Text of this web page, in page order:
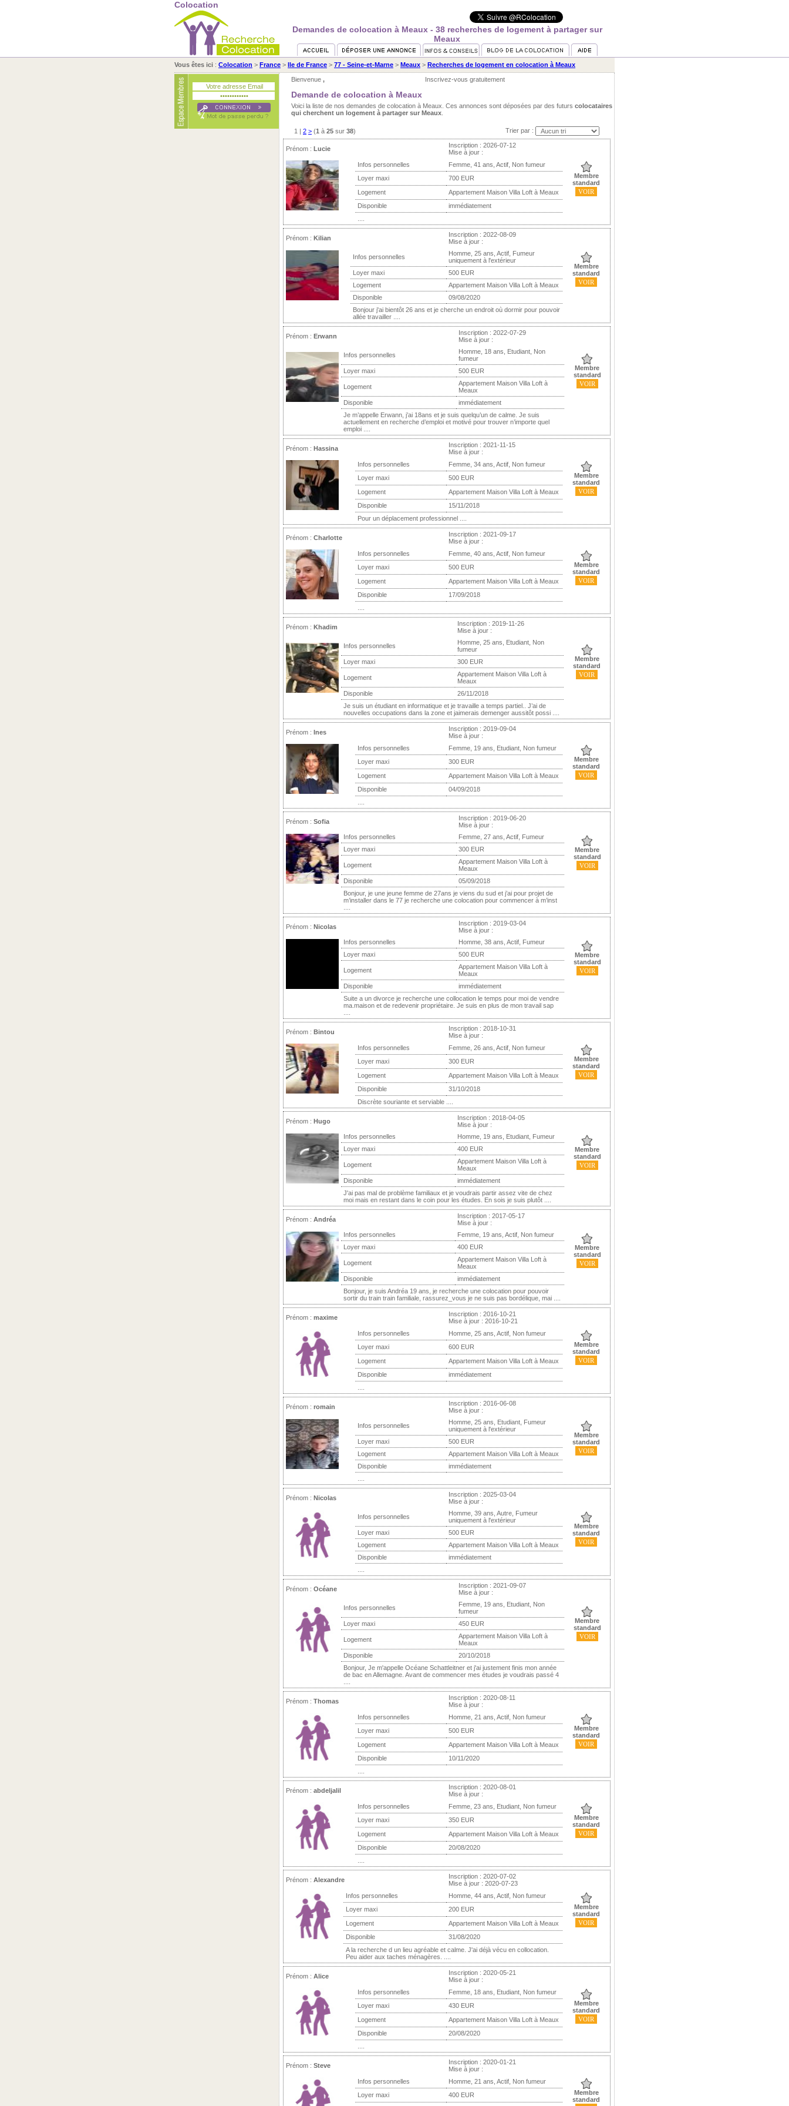
Colocation
Demandes de colocation à Meaux - 38 recherches de logement à partager sur
Meaux
Vous êtes ici : Colocation > France > Ile de France > 77 - Seine-et-Marne > Meaux > Recherches de logement en colocation à Meaux
Bienvenue , Inscrivez-vous gratuitement
Demande de colocation à Meaux
Voici la liste de nos demandes de colocation à Meaux. Ces annonces sont déposées par des futurs colocataires
qui cherchent un logement à partager sur Meaux
1 | 2 > (1 à 25 sur 38) Trier par :
Prénom : Lucie
Inscription : 2026-07-12
Mise à jour :
Infos personnelles
Femme, 41 ans, Actif, Non fumeur
Membre
standard
VOIR
Loyer maxi
700 EUR
Logement
Appartement Maison Villa Loft à Meaux
Disponible
immédiatement
Prénom : Kilian
Inscription : 2022-08-09
Mise à jour :
Infos personnelles
Homme, 25 ans, Actif, Fumeur
uniquement à l'extérieur
Membre
standard
VOIR
Loyer maxi
500 EUR
Logement
Appartement Maison Villa Loft à Meaux
Disponible
09/08/2020
Bonjour j'ai bientôt 26 ans et je cherche un endroit où dormir pour pouvoir
allée travailler ....
Prénom : Erwann
Inscription : 2022-07-29
Mise à jour :
Infos personnelles
Homme, 18 ans, Etudiant, Non
fumeur
Membre
standard
VOIR
Loyer maxi 500 EUR
Logement
Appartement Maison Villa Loft à
Meaux
Disponible
immédiatement
Je m’appelle Erwann, j’ai 18ans et je suis quelqu’un de calme. Je suis
actuellement en recherche d’emploi et motivé pour trouver n’importe quel
emploi ....
Prénom : Hassina
Inscription : 2021-11-15
Mise à jour :
Infos personnelles
Femme, 34 ans, Actif, Non fumeur
Membre
standard
VOIR
Loyer maxi
500 EUR
Logement
Appartement Maison Villa Loft à Meaux
Disponible
15/11/2018
Pour un déplacement professionnel ....
Prénom : Charlotte
Inscription : 2021-09-17
Mise à jour :
Infos personnelles
Femme, 40 ans, Actif, Non fumeur
Membre
standard
VOIR
Loyer maxi
500 EUR
Logement
Appartement Maison Villa Loft à Meaux
Disponible
17/09/2018
Prénom : Khadim
Inscription : 2019-11-26
Mise à jour :
Infos personnelles
Homme, 25 ans, Etudiant, Non
fumeur
Membre
standard
VOIR
Loyer maxi 300 EUR
Logement
Appartement Maison Villa Loft à
Meaux
Disponible
26/11/2018
Je suis un étudiant en informatique et je travaille a temps partiel.. J’ai de
nouvelles occupations dans la zone et jaimerais demenger aussitôt possi ....
Prénom : Ines
Inscription : 2019-09-04
Mise à jour :
Infos personnelles
Femme, 19 ans, Etudiant, Non fumeur
Membre
standard
VOIR
Loyer maxi
300 EUR
Logement
Appartement Maison Villa Loft à Meaux
Disponible
04/09/2018
Prénom : Sofia
Inscription : 2019-06-20
Mise à jour :
Infos personnelles
Femme, 27 ans, Actif, Fumeur
Membre
standard
VOIR
Loyer maxi 300 EUR
Logement
Appartement Maison Villa Loft à
Meaux
Disponible
05/09/2018
Bonjour, je une jeune femme de 27ans je viens du sud et j’ai pour projet de
m’installer dans le 77 je recherche une colocation pour commencer à m’inst
Prénom : Nicolas
Inscription : 2019-03-04
Mise à jour :
Infos personnelles
Homme, 38 ans, Actif, Fumeur
Membre
standard
VOIR
Loyer maxi 500 EUR
Logement
Appartement Maison Villa Loft à
Meaux
Disponible
immédiatement
Suite a un divorce je recherche une collocation le temps pour moi de vendre
ma.maison et de redevenir propriétaire. Je suis en plus de mon travail sap
Prénom : Bintou
Inscription : 2018-10-31
Mise à jour :
Infos personnelles
Femme, 26 ans, Actif, Non fumeur
Membre
standard
VOIR
Loyer maxi
300 EUR
Logement
Appartement Maison Villa Loft à Meaux
Disponible
31/10/2018
Discrète souriante et serviable ....
Prénom : Hugo
Inscription : 2018-04-05
Mise à jour :
Infos personnelles
Homme, 19 ans, Etudiant, Fumeur
Membre
standard
VOIR
Loyer maxi 400 EUR
Logement
Appartement Maison Villa Loft à
Meaux
Disponible
immédiatement
J'ai pas mal de problème familiaux et je voudrais partir assez vite de chez
moi mais en restant dans le coin pour les études. En sois je suis plutôt ....
Prénom : Andréa
Inscription : 2017-05-17
Mise à jour :
Infos personnelles
Femme, 19 ans, Actif, Non fumeur
Membre
standard
VOIR
Loyer maxi 400 EUR
Logement
Appartement Maison Villa Loft à
Meaux
Disponible
immédiatement
Bonjour, je suis Andréa 19 ans, je recherche une colocation pour pouvoir
sortir du train train familiale, rassurez_vous je ne suis pas bordélique, mai ....
Prénom : maxime
Inscription : 2016-10-21
Mise à jour : 2016-10-21
Infos personnelles
Homme, 25 ans, Actif, Non fumeur
Membre
standard
VOIR
Loyer maxi
600 EUR
Logement
Appartement Maison Villa Loft à Meaux
Disponible
immédiatement
Prénom : romain
Inscription : 2016-06-08
Mise à jour :
Infos personnelles
Homme, 25 ans, Etudiant, Fumeur
uniquement à l'extérieur
Membre
standard
VOIR
Loyer maxi
500 EUR
Logement
Appartement Maison Villa Loft à Meaux
Disponible
immédiatement
Prénom : Nicolas
Inscription : 2025-03-04
Mise à jour :
Infos personnelles
Homme, 39 ans, Autre, Fumeur
uniquement à l'extérieur
Membre
standard
VOIR
Loyer maxi
500 EUR
Logement
Appartement Maison Villa Loft à Meaux
Disponible
immédiatement
Prénom : Océane
Inscription : 2021-09-07
Mise à jour :
Infos personnelles
Femme, 19 ans, Etudiant, Non
fumeur
Membre
standard
VOIR
Loyer maxi 450 EUR
Logement
Appartement Maison Villa Loft à
Meaux
Disponible
20/10/2018
Bonjour, Je m'appelle Océane Schattleitner et j'ai justement finis mon année
de bac en Allemagne. Avant de commencer mes études je voudrais passé 4
Prénom : Thomas
Inscription : 2020-08-11
Mise à jour :
Infos personnelles
Homme, 21 ans, Actif, Non fumeur
Membre
standard
VOIR
Loyer maxi
500 EUR
Logement
Appartement Maison Villa Loft à Meaux
Disponible
10/11/2020
Prénom : abdeljalil
Inscription : 2020-08-01
Mise à jour :
Infos personnelles
Femme, 23 ans, Etudiant, Non fumeur
Membre
standard
VOIR
Loyer maxi
350 EUR
Logement
Appartement Maison Villa Loft à Meaux
Disponible
20/08/2020
Prénom : Alexandre
Inscription : 2020-07-02
Mise à jour : 2020-07-23
Infos personnelles
Homme, 44 ans, Actif, Non fumeur
Membre
standard
VOIR
Loyer maxi
200 EUR
Logement
Appartement Maison Villa Loft à Meaux
Disponible
31/08/2020
A la recherche d un lieu agréable et calme. J'ai déjà vécu en collocation.
Peu aider aux taches ménagères. ....
Prénom : Alice
Inscription : 2020-05-21
Mise à jour :
Infos personnelles
Femme, 18 ans, Etudiant, Non fumeur
Membre
standard
VOIR
Loyer maxi
430 EUR
Logement
Appartement Maison Villa Loft à Meaux
Disponible
20/08/2020
Prénom : Steve
Inscription : 2020-01-21
Mise à jour :
Infos personnelles
Homme, 21 ans, Actif, Non fumeur
Membre
standard
Loyer maxi
400 EUR